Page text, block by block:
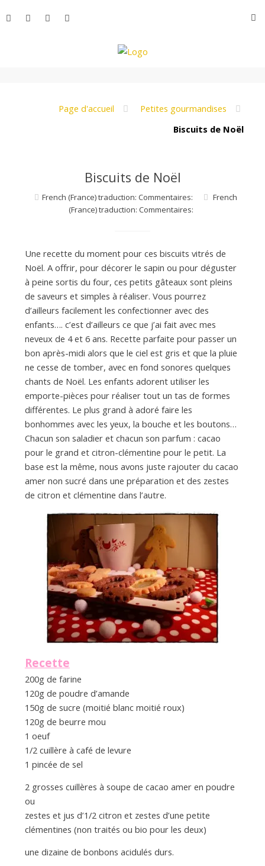
au
M
Page d'accueil
Petites gourmandises
Biscuits de Noël
Biscuits de Noël
French (France) traduction: Commentaires:
French
(France) traduction: Commentaires:
Une recette du moment pour ces biscuits vitrés de
Noël. A offrir, pour décorer le sapin ou pour déguster
à peine sortis du four, ces petits gâteaux sont pleins
de saveurs et simples à réaliser. Vous pourrez
d’ailleurs facilement les confectionner avec des
enfants…. c’est d’ailleurs ce que j’ai fait avec mes
neveux de 4 et 6 ans. Recette parfaite pour passer un
bon après-midi alors que le ciel est gris et que la pluie
ne cesse de tomber, avec en fond sonores quelques
chants de Noël. Les enfants adorent utiliser les
emporte-pièces pour réaliser tout un tas de formes
différentes. Le plus grand à adoré faire les
bonhommes avec les yeux, la bouche et les boutons…
Chacun son saladier et chacun son parfum : cacao
pour le grand et citron-clémentine pour le petit. La
base est la même, nous avons juste rajouter du cacao
amer non sucré dans une préparation et des zestes
de citron et clémentine dans l’autre.
Recette
200g de farine
120g de poudre d’amande
150g de sucre (moitié blanc moitié roux)
120g de beurre mou
1 oeuf
1/2 cuillère à café de levure
1 pincée de sel
2 grosses cuillères à soupe de cacao amer en poudre
ou
zestes et jus d’1/2 citron et zestes d’une petite
clémentines (non traités ou bio pour les deux)
une dizaine de bonbons acidulés durs.